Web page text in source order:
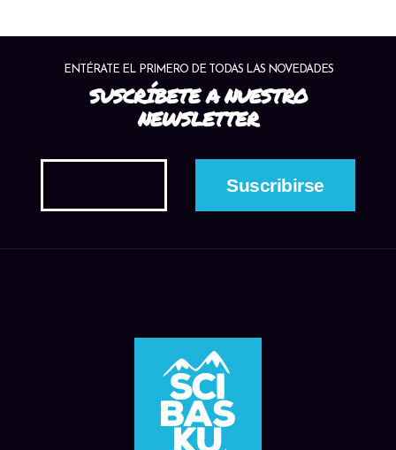
ENTÉRATE EL PRIMERO DE TODAS LAS NOVEDADES
SUSCRÍBETE A NUESTRO
NEWSLETTER